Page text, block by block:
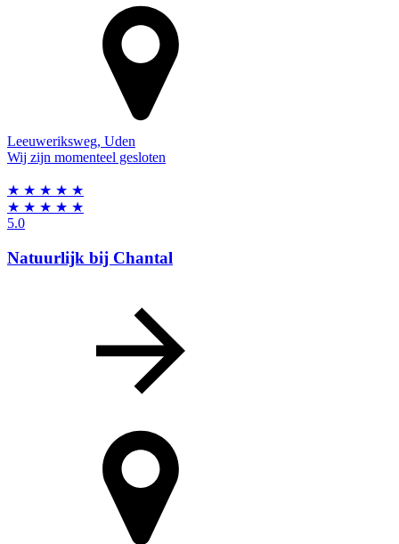
Leeuweriksweg, Uden
Wij zijn momenteel gesloten
★ ★ ★ ★ ★
★ ★ ★ ★ ★
5.0
Natuurlijk bij Chantal